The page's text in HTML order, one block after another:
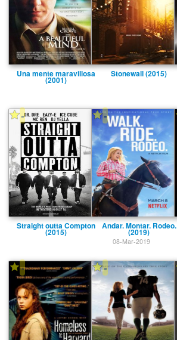
Una mente maravillosa
(2001)
Stonewall (2015)
-
Straight outta Compton
(2015)
-
Andar. Montar. Rodeo.
(2019)
08-Mar-2019
- -